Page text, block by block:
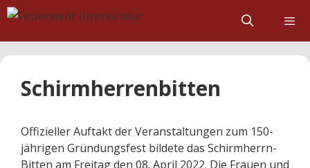
Zum
Inhalt
springen
Schirmherrenbitten
Offizieller Auftakt der Veranstaltungen zum 150-
jährigen Gründungsfest bildete das Schirmherrn-
Bitten am Freitag den 08. April 2022. Die Frauen und